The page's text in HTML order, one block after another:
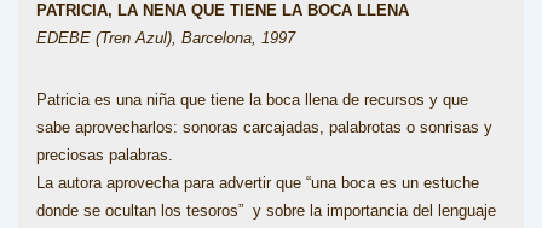
PATRICIA, LA NENA QUE TIENE LA BOCA LLENA
EDEBE (Tren Azul), Barcelona, 1997
Patricia es una niña que tiene la boca llena de recursos y que
sabe aprovecharlos: sonoras carcajadas, palabrotas o sonrisas y
preciosas palabras.
La autora aprovecha para advertir que “una boca es un estuche
donde se ocultan los tesoros” y sobre la importancia del lenguaje